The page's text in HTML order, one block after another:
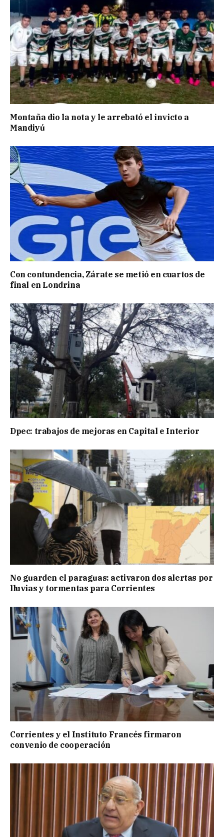
Montaña dio la nota y le arrebató el invicto a
Mandiyú
Con contundencia, Zárate se metió en cuartos de
final en Londrina
Dpec: trabajos de mejoras en Capital e Interior
No guarden el paraguas: activaron dos alertas por
lluvias y tormentas para Corrientes
Corrientes y el Instituto Francés firmaron
convenio de cooperación